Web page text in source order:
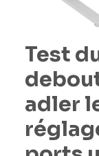
Test
adler